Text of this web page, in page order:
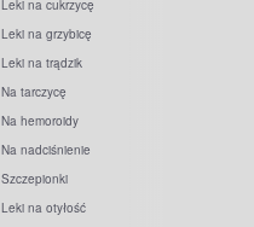
Leki na cukrzycę
Leki na grzybicę
Leki na trądzik
Na tarczycę
Na hemoroidy
Na nadciśnienie
Szczepionki
Leki na otyłość